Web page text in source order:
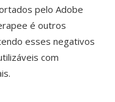
pelo Adobe
é outros
esses negativos
com